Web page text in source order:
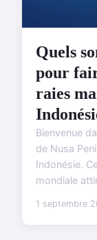
Quels
pour
raies
Bienvenue
de Nusa
Indonésie.
mondiale
1 septembre